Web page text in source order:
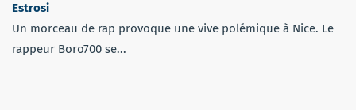
Estrosi
Un morceau de rap provoque une vive polémique à Nice. Le
rappeur Boro700 se...